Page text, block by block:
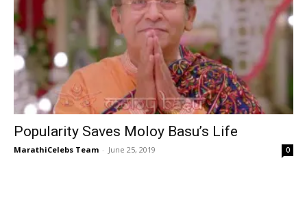
Popularity Saves Moloy Basu’s Life
MarathiCelebs Team - June 25, 2019 0